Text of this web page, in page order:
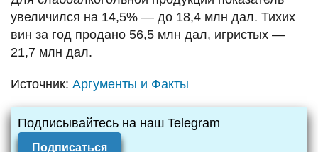
увеличился на 14,5% — до 18,4 млн дал. Тихих
вин за год продано 56,5 млн дал, игристых —
21,7 млн дал.
Источник: Аргументы и Факты
Подписывайтесь на наш Telegram
Подписаться